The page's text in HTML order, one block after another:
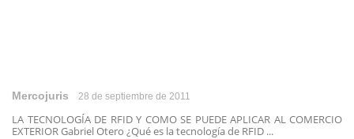
Mercojuris 28 de septiembre de 2011
LA TECNOLOGÍA DE RFID Y COMO SE PUEDE APLICAR AL COMERCIO
EXTERIOR Gabriel Otero ¿Qué es la tecnología de RFID ...